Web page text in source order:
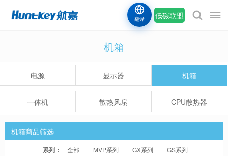
低碳联盟
翻译
机箱
电源 显示器 机箱
一体机 散热风扇 CPU散热器
机箱商品筛选
系列： 全部 MVP系列 GX系列 GS系列